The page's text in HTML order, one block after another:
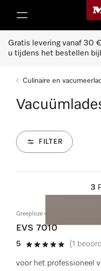
Gratis levering vanaf 30
u tijdens het bestellen
Culinaire en
FILTER
3
Greeploze vacuumlade 14 cm
EVS 7010
5
5 sterren van de 5
(1
voor het professioneel